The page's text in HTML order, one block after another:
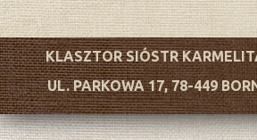
KLASZTOR SIÓSTR
UL. PARKOWA 17, 78-449